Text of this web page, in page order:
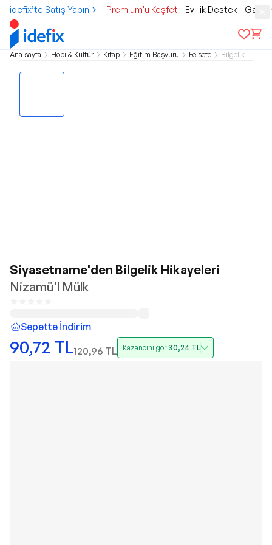
idefix’te Satış Yapın Premium'u Keşfet Evlilik Destek
Ana sayfa Hobi & Kültür Kitap Eğitim Başvuru Felsefe Bilgelik
Siyasetname'den Bilgelik Hikayeleri
Nizamü'l Mülk
Sepette İndirim
90,72 TL120,96 TL Kazancını gör30,24 TL